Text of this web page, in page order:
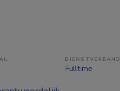
DIENSTVERBAND
Fulltime